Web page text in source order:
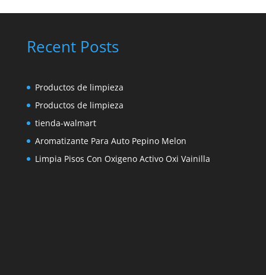
Recent Posts
Productos de limpieza
Productos de limpieza
tienda-walmart
Aromatizante Para Auto Pepino Melon
Limpia Pisos Con Oxigeno Activo Oxi Vainilla